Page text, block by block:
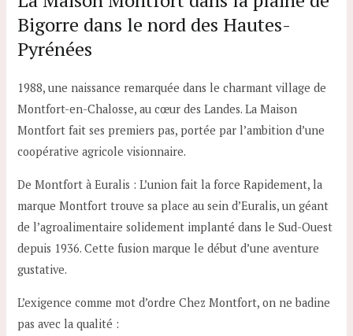
Bigorre dans le nord des Hautes-
Pyrénées
1988, une naissance remarquée dans le charmant village de
Montfort-en-Chalosse, au cœur des Landes. La Maison
Montfort fait ses premiers pas, portée par l’ambition d’une
coopérative agricole visionnaire.
De Montfort à Euralis : L’union fait la force Rapidement, la
marque Montfort trouve sa place au sein d’Euralis, un géant
de l’agroalimentaire solidement implanté dans le Sud-Ouest
depuis 1936. Cette fusion marque le début d’une aventure
gustative.
L’exigence comme mot d’ordre Chez Montfort, on ne badine
pas avec la qualité :